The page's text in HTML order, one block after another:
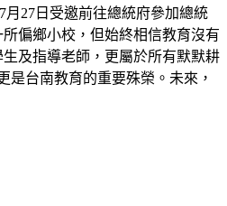
月27日受邀前往總統府參加總統
偏鄉小校，但始終相信教育沒有
及指導老師，更屬於所有默默耕
台南教育的重要殊榮。未來，